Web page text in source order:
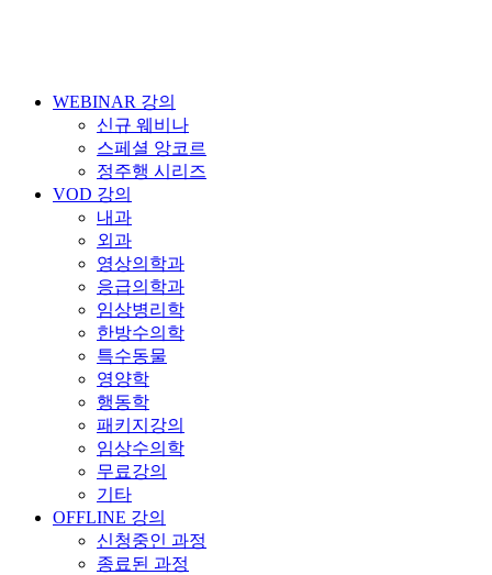
WEBINAR 강의
신규 웨비나
스페셜 앙코르
정주행 시리즈
VOD 강의
내과
외과
영상의학과
응급의학과
임상병리학
한방수의학
특수동물
영양학
행동학
패키지강의
임상수의학
무료강의
기타
OFFLINE 강의
신청중인 과정
종료된 과정